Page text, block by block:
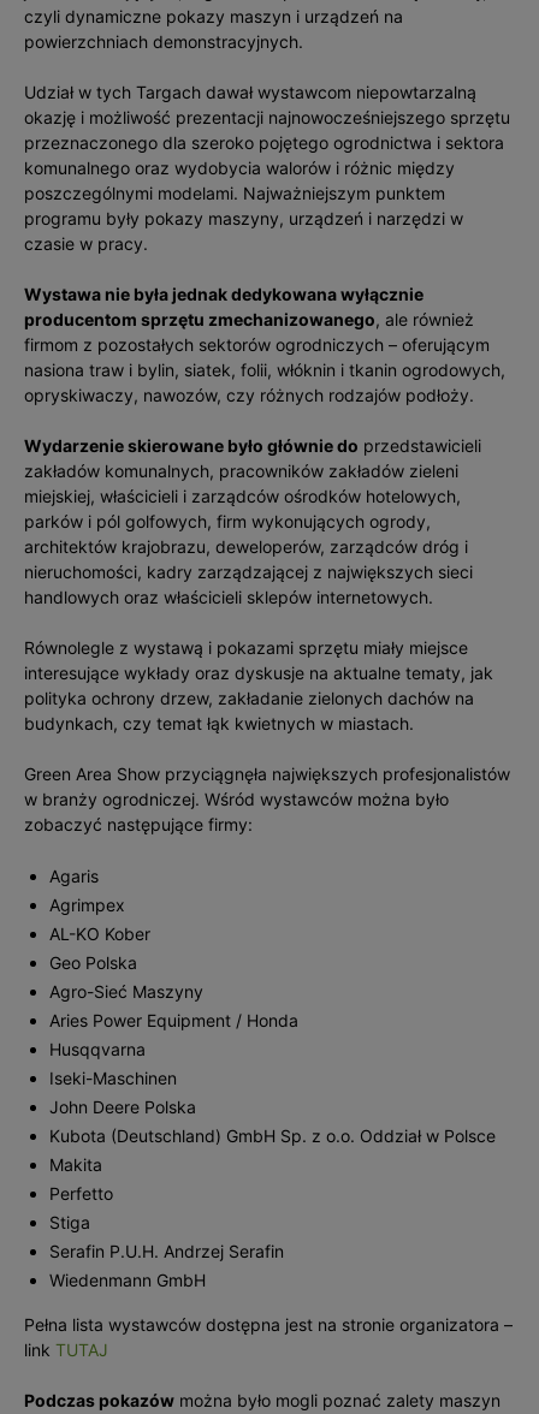
czyli dynamiczne pokazy maszyn i urządzeń na
powierzchniach demonstracyjnych.
Udział w tych Targach dawał wystawcom niepowtarzalną
okazję i możliwość prezentacji najnowocześniejszego sprzętu
przeznaczonego dla szeroko pojętego ogrodnictwa i sektora
komunalnego oraz wydobycia walorów i różnic między
poszczególnymi modelami. Najważniejszym punktem
programu były pokazy maszyny, urządzeń i narzędzi w
czasie w pracy.
Wystawa nie była jednak dedykowana wyłącznie
producentom sprzętu zmechanizowanego, ale również
firmom z pozostałych sektorów ogrodniczych – oferującym
nasiona traw i bylin, siatek, folii, włóknin i tkanin ogrodowych,
opryskiwaczy, nawozów, czy różnych rodzajów podłoży.
Wydarzenie skierowane było głównie do przedstawicieli
zakładów komunalnych, pracowników zakładów zieleni
miejskiej, właścicieli i zarządców ośrodków hotelowych,
parków i pól golfowych, firm wykonujących ogrody,
architektów krajobrazu, deweloperów, zarządców dróg i
nieruchomości, kadry zarządzającej z największych sieci
handlowych oraz właścicieli sklepów internetowych.
Równolegle z wystawą i pokazami sprzętu miały miejsce
interesujące wykłady oraz dyskusje na aktualne tematy, jak
polityka ochrony drzew, zakładanie zielonych dachów na
budynkach, czy temat łąk kwietnych w miastach.
Green Area Show przyciągnęła największych profesjonalistów
w branży ogrodniczej. Wśród wystawców można było
zobaczyć następujące firmy:
Agaris
Agrimpex
AL-KO Kober
Geo Polska
Agro-Sieć Maszyny
Aries Power Equipment / Honda
Husqqvarna
Iseki-Maschinen
John Deere Polska
Kubota (Deutschland) GmbH Sp. z o.o. Oddział w Polsce
Makita
Perfetto
Stiga
Serafin P.U.H. Andrzej Serafin
Wiedenmann GmbH
Pełna lista wystawców dostępna jest na stronie organizatora –
link TUTAJ
Podczas pokazów można było mogli poznać zalety maszyn